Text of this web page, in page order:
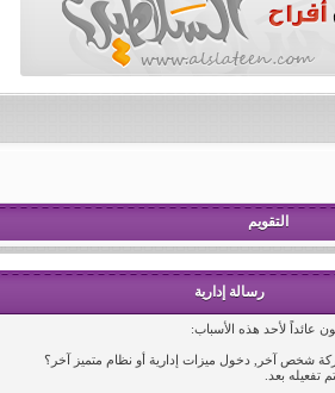
التقويم
رسالة إدارية
عائداً لأحد هذه الأسباب:
شخص آخر, دخول ميزات إدارية أو نظام متميز آخر؟
بعد.